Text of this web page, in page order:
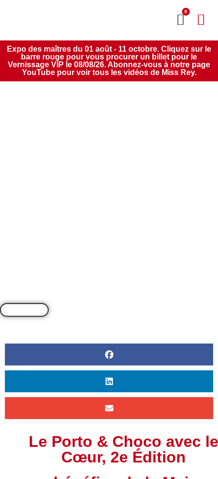
0
Expo des maîtres du 01 août - 11 octobre. Cliquez sur le
barre rouge pour vous procurer un billet pour le
Vernissage VIP le 08/08/26. Abonnez-vous à notre page
YouTube pour voir tous les vidéos de Miss Rey.
Le Porto & Choco avec le
Cœur, 2e Édition